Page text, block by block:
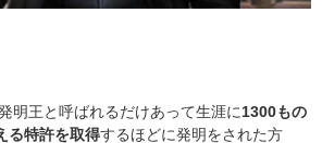
明王と呼ばれるだけあって生涯に 1300もの
る特許を取得するほどに発明をされた方